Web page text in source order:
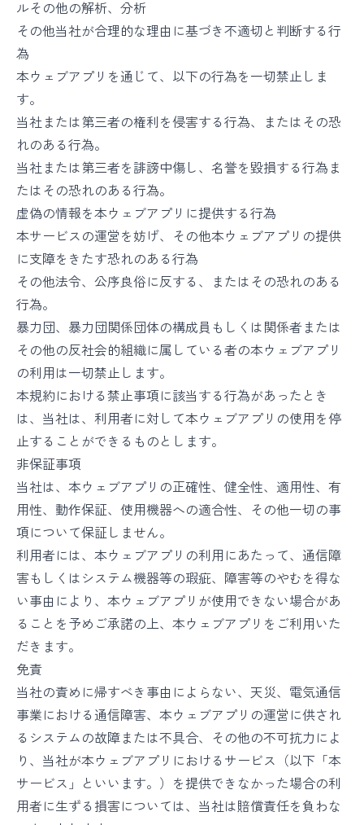
ルその他の解析、分析
その他当社が合理的な理由に基づき不適切と判断する行
為
本ウェブアプリを通じて、以下の行為を一切禁止しま
す。
当社または第三者の権利を侵害する行為、またはその恐
れのある行為。
当社または第三者を誹謗中傷し、名誉を毀損する行為ま
たはその恐れのある行為。
虚偽の情報を本ウェブアプリに提供する行為
本サービスの運営を妨げ、その他本ウェブアプリの提供
に支障をきたす恐れのある行為
その他法令、公序良俗に反する、またはその恐れのある
行為。
暴力団、暴力団関係団体の構成員もしくは関係者または
その他の反社会的組織に属している者の本ウェブアプリ
の利用は一切禁止します。
本規約における禁止事項に該当する行為があったとき
は、当社は、利用者に対して本ウェブアプリの使用を停
止することができるものとします。
非保証事項
当社は、本ウェブアプリの正確性、健全性、適用性、有
用性、動作保証、使用機器への適合性、その他一切の事
項について保証しません。
利用者には、本ウェブアプリの利用にあたって、通信障
害もしくはシステム機器等の瑕疵、障害等のやむを得な
い事由により、本ウェブアプリが使用できない場合があ
ることを予めご承諾の上、本ウェブアプリをご利用いた
だきます。
免責
当社の責めに帰すべき事由によらない、天災、電気通信
事業における通信障害、本ウェブアプリの運営に供され
るシステムの故障または不具合、その他の不可抗力によ
り、当社が本ウェブアプリにおけるサービス（以下「本
サービス」といいます。）を提供できなかった場合の利
用者に生ずる損害については、当社は賠償責任を負わな